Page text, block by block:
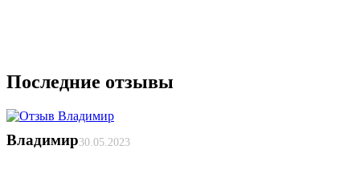
Последние отзывы
Владимир30.05.2023